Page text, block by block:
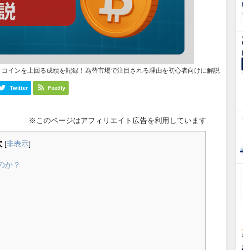
インを上回る成績を記録！為替市場で注目される理由を初心者向けに解説
Twitter Feedly
※このページはアフィリエイト広告を利用しています
[非表示
か？